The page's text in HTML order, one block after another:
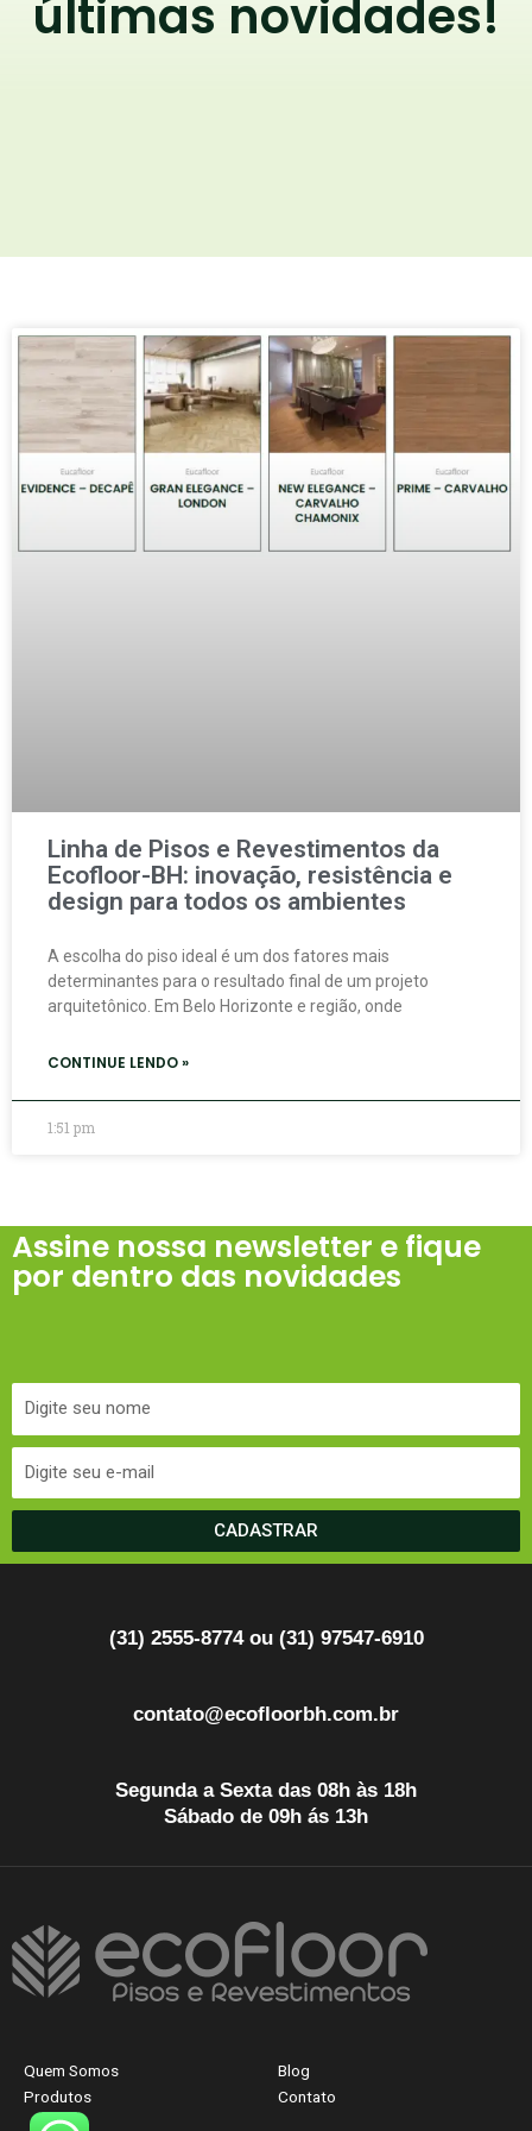
últimas novidades!
Linha de Pisos e Revestimentos da
Ecofloor-BH: inovação, resistência e
design para todos os ambientes
A escolha do piso ideal é um dos fatores mais
determinantes para o resultado final de um projeto
arquitetônico. Em Belo Horizonte e região, onde
CONTINUE LENDO »
1:51 pm
Assine nossa newsletter e fique
por dentro das novidades
CADASTRAR
(31) 2555-8774 ou (31) 97547-6910
contato@ecofloorbh.com.br
Segunda a Sexta das 08h às 18h
Sábado de 09h ás 13h
Quem Somos
Produtos
Blog
Contato